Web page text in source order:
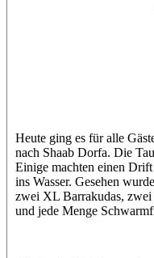
Heute ging es für alle
nach Shaab Dorfa. Die
Einige machten einen
ins Wasser. Gesehen
zwei XL Barrakudas,
und jede Menge